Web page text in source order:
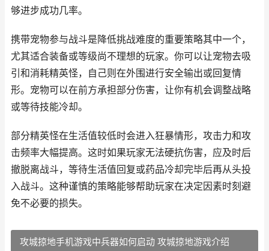
够进步成功几率。
携带宠物参与战斗是降低挑战难度的重要策略其中一个，
尤其适合装备或等级尚不理想的玩家。你可以让宠物去吸
引和消耗精英怪，自己则在外围进行安全输出或回复情
形。宠物可以在前方承担部分伤害，让你有机会调整战略
或等待技能冷却。
部分精英怪在生活值较低时会进入狂暴情形，攻击力和攻
击频率大幅提高。这时如果玩家无法硬抗伤害，应及时后
撤脱离战斗，等待生活值回复或药品冷却完毕后再从头投
入战斗。这种谨慎的策略能够帮助玩家在决定因素时刻避
免不必要的损失。
攻城掠地手机游戏中兵器如何启动 攻城掠地游戏介绍